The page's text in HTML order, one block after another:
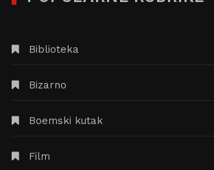
Biblioteka
Bizarno
Boemski kutak
Film